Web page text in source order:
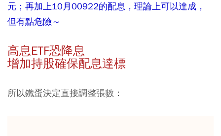
元；再加上10月00922的配息，理論上可以達成，
但有點危險～
高息ETF恐降息
增加持股確保配息達標
所以鐵蛋決定直接調整張數：